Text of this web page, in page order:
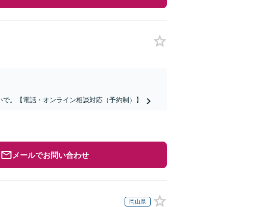
。【電話・オンライン相談対応（予約制）】
メールでお問い合わせ
岡山県